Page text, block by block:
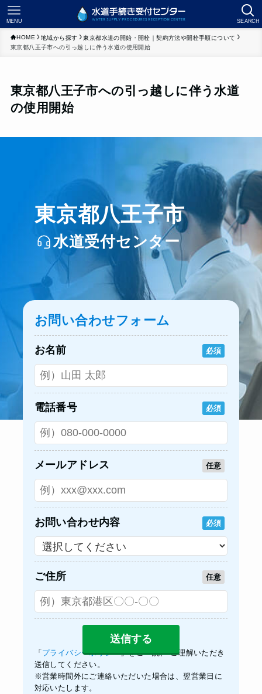
SEARCH
MENU
HOME 地域から探す
東京都水道の開始・開栓｜契約方法や開栓手順について
東京都八王子市への引っ越しに伴う水道の使用開始
東京都八王子市への引っ越しに伴う水道
の使用開始
東京都八王子市
水道受付センター
お問い合わせフォーム
お名前 必須
電話番号 必須
メールアドレス 任意
お問い合わせ内容 必須
ご住所 任意
「 プライバシーポリシー」をご一読、 ご理解いただき
送信してください。
※営業時間外にご連絡いただいた場合は、翌営業日に
対応いたします。